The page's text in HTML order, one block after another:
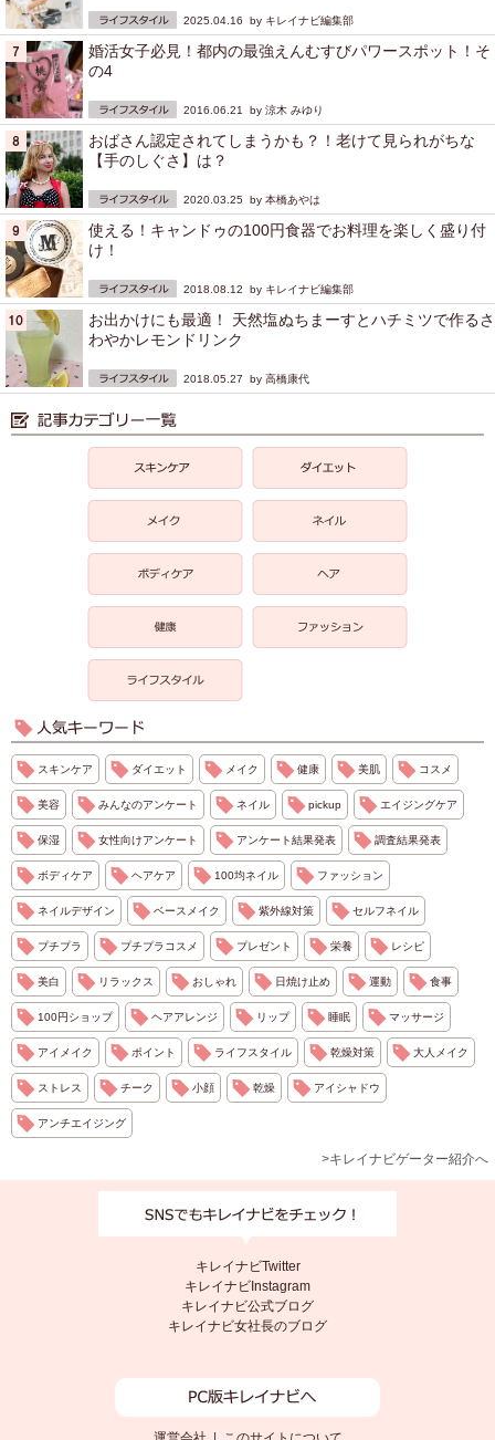
2025.04.16 by キレイナビ編集部
婚活女子必見！都内の最強えんむすびパワースポット！そ
の4
2016.06.21 by 涼木 みゆり
おばさん認定されてしまうかも？！老けて見られがちな
【手のしぐさ】は？
2020.03.25 by 本橋あやは
使える！キャンドゥの100円食器でお料理を楽しく盛り付
け！
2018.08.12 by キレイナビ編集部
お出かけにも最適！ 天然塩ぬちまーすとハチミツで作るさ
わやかレモンドリンク
2018.05.27 by 高橋康代
スキンケア ダイエット メイク 健康 美肌 コスメ
美容 みんなのアンケート ネイル pickup エイジングケア
保湿 女性向けアンケート アンケート結果発表 調査結果発表
ボディケア ヘアケア 100均ネイル ファッション
ネイルデザイン ベースメイク 紫外線対策 セルフネイル
プチプラ プチプラコスメ プレゼント 栄養 レシピ
美白 リラックス おしゃれ 日焼け止め 運動 食事
100円ショップ ヘアアレンジ リップ 睡眠 マッサージ
アイメイク ポイント ライフスタイル 乾燥対策 大人メイク
ストレス チーク 小顔 乾燥 アイシャドウ
アンチエイジング
>キレイナビゲーター紹介へ
キレイナビTwitter
キレイナビInstagram
キレイナビ公式ブログ
キレイナビ女社長のブログ